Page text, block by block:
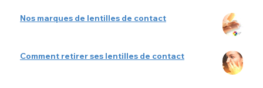
Nos marques de lentilles de contact
Comment retirer ses lentilles de contact